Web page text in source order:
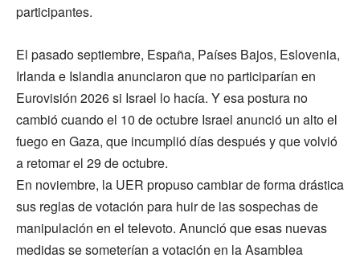
participantes.
El pasado septiembre, España, Países Bajos, Eslovenia,
Irlanda e Islandia anunciaron que no participarían en
Eurovisión 2026 si Israel lo hacía. Y esa postura no
cambió cuando el 10 de octubre Israel anunció un alto el
fuego en Gaza, que incumplió días después y que volvió
a retomar el 29 de octubre.
En noviembre, la UER propuso cambiar de forma drástica
sus reglas de votación para huir de las sospechas de
manipulación en el televoto. Anunció que esas nuevas
medidas se someterían a votación en la Asamblea